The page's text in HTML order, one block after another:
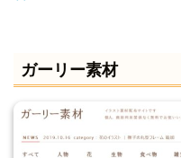
ガーリー素材